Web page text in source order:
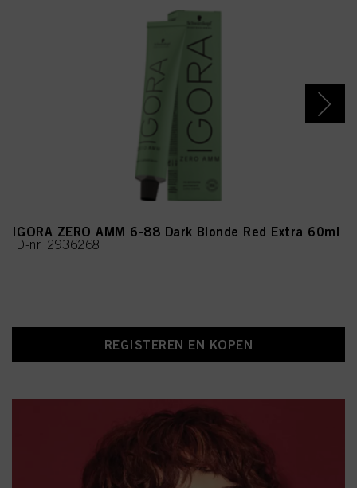
IGORA ZERO AMM 6-88 Dark Blonde Red Extra 60ml
ID-nr. 2936268
REGISTEREN EN KOPEN